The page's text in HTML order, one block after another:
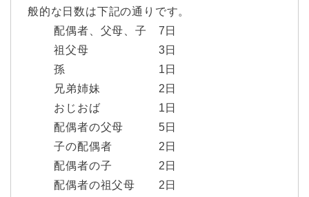
般的な日数は下記の通りです。
配偶者、父母、子 7日
祖父母 3日
孫 1日
兄弟姉妹 2日
おじおば 1日
配偶者の父母 5日
子の配偶者 2日
配偶者の子 2日
配偶者の祖父母 2日